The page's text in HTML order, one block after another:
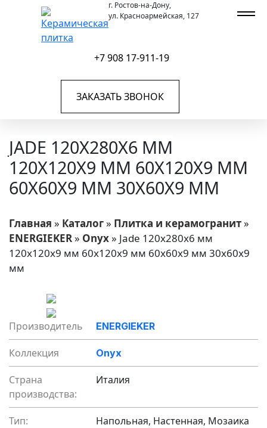
г. Ростов-на-Дону,
ул. Красноармейская, 127
+7 908 17-911-19
ЗАКАЗАТЬ ЗВОНОК
JADE 120X280X6 ММ
120X120X9 ММ 60X120X9 ММ
60X60X9 ММ 30X60X9 ММ
Главная » Каталог» Плитка и керамогранит»
ENERGIEKER» Onyx» Jade 120x280x6 мм
120x120x9 мм 60x120x9 мм 60x60x9 мм 30x60x9
мм
Производитель ENERGIEKER
Коллекция Onyx
Страна
производства:
Италия
Тип: Напольная, Настенная, Мозаика